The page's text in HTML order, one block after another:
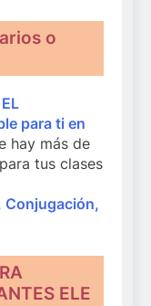
o
para ti en
hay más de
tus clases
Conjugación,
ELE